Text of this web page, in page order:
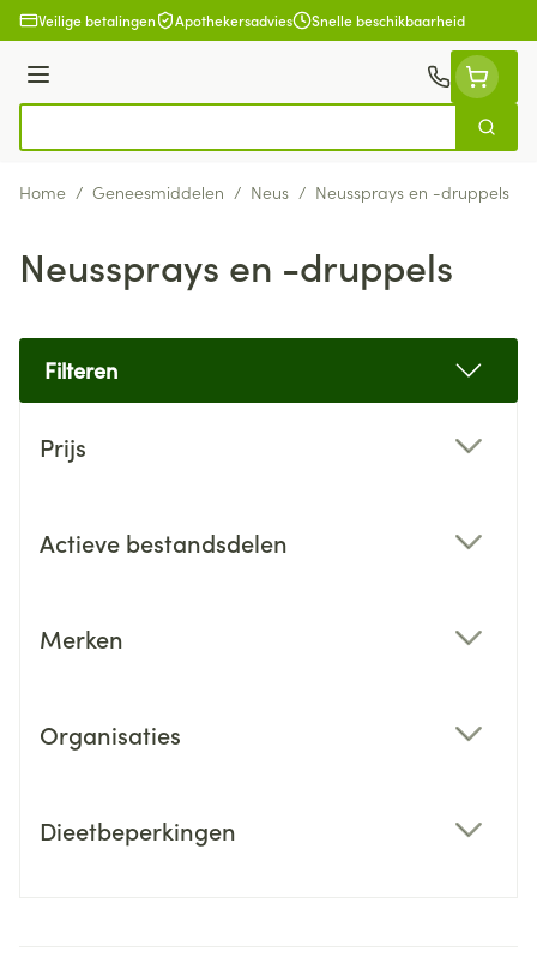
Ga naar de inhoud
Veilige betalingen Apothekersadvies Snelle beschikbaarheid
Menu
Zoek
Home / Geneesmiddelen / Neus / Neussprays en -druppels
Neussprays en -druppels
Filteren
Prijs
Actieve bestandsdelen
Merken
Organisaties
Dieetbeperkingen